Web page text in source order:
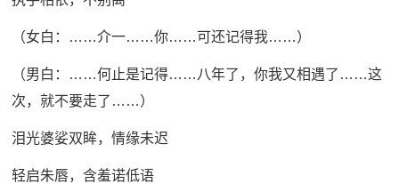
（女白：……介一……你……可还记得我……）
（男白：……何止是记得……八年了，你我又相遇了……这
次，就不要走了……）
泪光婆娑双眸，情缘未迟
轻启朱唇，含羞诺低语